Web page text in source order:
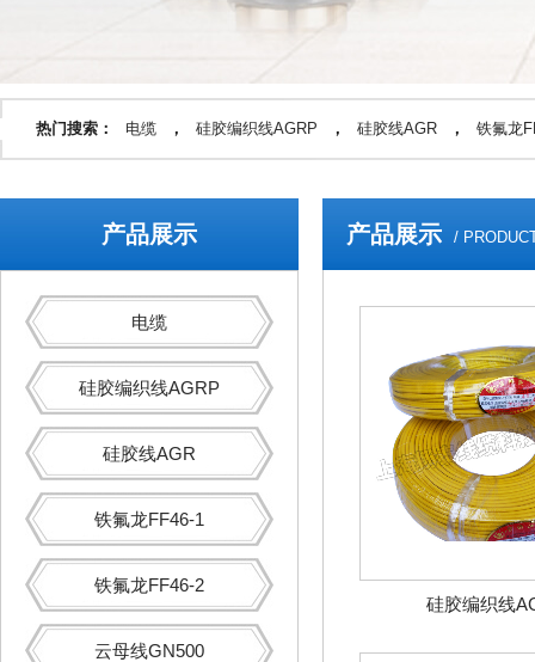
热门搜索： 电缆 ， 硅胶编织线AGRP ， 硅胶线AGR ， 铁氟龙
产品展示
电缆
硅胶编织线AGRP
硅胶线AGR
铁氟龙FF46-1
铁氟龙FF46-2
云母线GN500
产品展示 /
硅胶编织线